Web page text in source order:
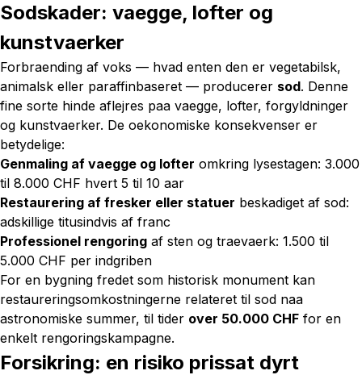
Sodskader: vaegge, lofter og
kunstvaerker
Forbraending af voks — hvad enten den er vegetabilsk,
animalsk eller paraffinbaseret — producerer sod. Denne
fine sorte hinde aflejres paa vaegge, lofter, forgyldninger
og kunstvaerker. De oekonomiske konsekvenser er
betydelige:
Genmaling af vaegge og lofter omkring lysestagen: 3.000
til 8.000 CHF hvert 5 til 10 aar
Restaurering af fresker eller statuer beskadiget af sod:
adskillige titusindvis af franc
Professionel rengoring af sten og traevaerk: 1.500 til
5.000 CHF per indgriben
For en bygning fredet som historisk monument kan
restaureringsomkostningerne relateret til sod naa
astronomiske summer, til tider over 50.000 CHF for en
enkelt rengoringskampagne.
Forsikring: en risiko prissat dyrt